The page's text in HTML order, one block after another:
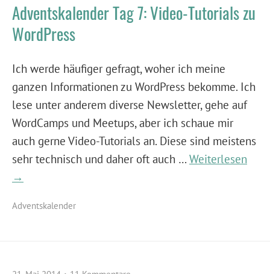
Adventskalender Tag 7: Video-Tutorials zu
WordPress
Ich werde häufiger gefragt, woher ich meine
ganzen Informationen zu WordPress bekomme. Ich
lese unter anderem diverse Newsletter, gehe auf
WordCamps und Meetups, aber ich schaue mir
auch gerne Video-Tutorials an. Diese sind meistens
sehr technisch und daher oft auch … Weiterlesen
→
Adventskalender